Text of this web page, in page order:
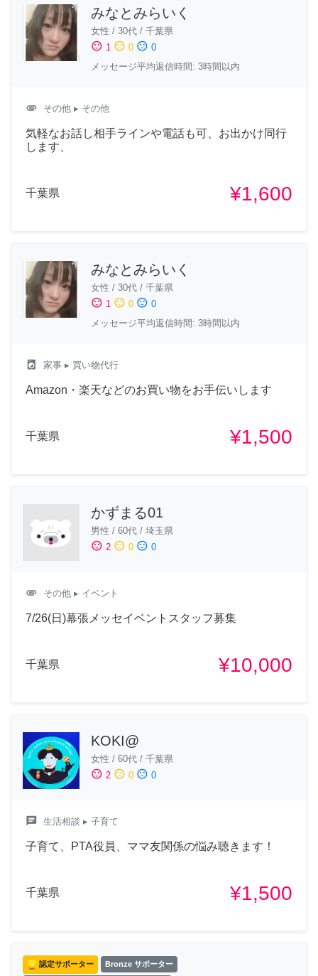
みなとみらいく
女性 / 30代 / 千葉県
sentiment_satisfied 1 sentiment_neutral 0 sentiment_dissatisfied 0
メッセージ平均返信時間: 3時間以内
attachment その他 ▸ その他
気軽なお話し相手ラインや電話も可、お出かけ同行
します、
千葉県 ¥1,600
みなとみらいく
女性 / 30代 / 千葉県
sentiment_satisfied 1 sentiment_neutral 0 sentiment_dissatisfied 0
メッセージ平均返信時間: 3時間以内
local_laundry_service 家事 ▸ 買い物代行
Amazon・楽天などのお買い物をお手伝いします
千葉県 ¥1,500
かずまる01
男性 / 60代 / 埼玉県
sentiment_satisfied 2 sentiment_neutral 0 sentiment_dissatisfied 0
attachment その他 ▸ イベント
7/26(日)幕張メッセイベントスタッフ募集
千葉県 ¥10,000
KOKI@
女性 / 60代 / 千葉県
sentiment_satisfied 2 sentiment_neutral 0 sentiment_dissatisfied 0
chat 生活相談 ▸ 子育て
子育て、PTA役員、ママ友関係の悩み聴きます！
千葉県 ¥1,500
認定サポーター Bronze サポーター